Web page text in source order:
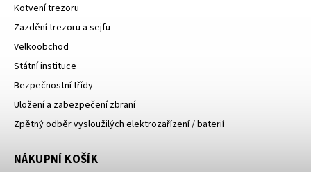
Kotvení trezoru
Zazdění trezoru a sejfu
Velkoobchod
Státní instituce
Bezpečnostní třídy
Uložení a zabezpečení zbraní
Zpětný odběr vysloužilých elektrozařízení / baterií
NÁKUPNÍ KOŠÍK